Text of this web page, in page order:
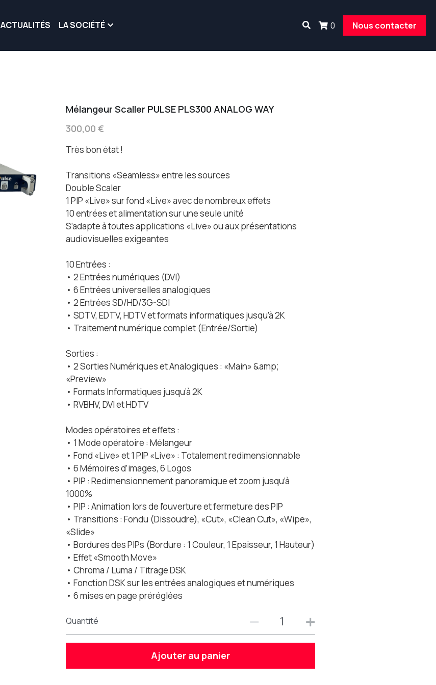
ACTUALITÉS LA SOCIÉTÉ 0 Nous contacter
Mélangeur Scaller PULSE PLS300 ANALOG WAY
300,00 €
Très bon état !
Transitions «Seamless» entre les sources
Double Scaler
1 PIP «Live» sur fond «Live» avec de nombreux effets
10 entrées et alimentation sur une seule unité
S’adapte à toutes applications «Live» ou aux présentations
audiovisuelles exigeantes
10 Entrées :
• 2 Entrées numériques (DVI)
• 6 Entrées universelles analogiques
• 2 Entrées SD/HD/3G-SDI
• SDTV, EDTV, HDTV et formats informatiques jusqu’à 2K
• Traitement numérique complet (Entrée/Sortie)
Sorties :
• 2 Sorties Numériques et Analogiques : «Main» &amp;
«Preview»
• Formats Informatiques jusqu’à 2K
• RVBHV, DVI et HDTV
Modes opératoires et effets :
• 1 Mode opératoire : Mélangeur
• Fond «Live» et 1 PIP «Live» : Totalement redimensionnable
• 6 Mémoires d’images, 6 Logos
• PIP : Redimensionnement panoramique et zoom jusqu’à
1000%
• PIP : Animation lors de l’ouverture et fermeture des PIP
• Transitions : Fondu (Dissoudre), «Cut», «Clean Cut», «Wipe»,
«Slide»
• Bordures des PIPs (Bordure : 1 Couleur, 1 Epaisseur, 1 Hauteur)
• Effet «Smooth Move»
• Chroma / Luma / Titrage DSK
• Fonction DSK sur les entrées analogiques et numériques
• 6 mises en page préréglées
Quantité
Ajouter au panier